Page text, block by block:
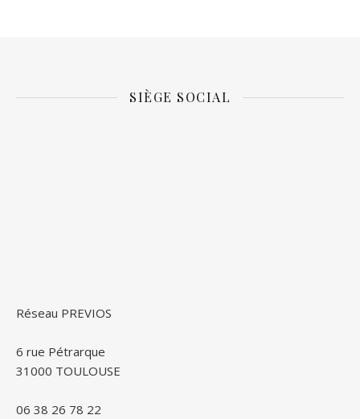
SIÈGE SOCIAL
Réseau PREVIOS
6 rue Pétrarque
31000 TOULOUSE
06 38 26 78 22